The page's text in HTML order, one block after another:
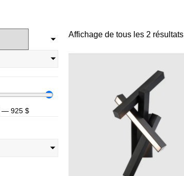
— 925 $
Affichage de tous les 2 résultats